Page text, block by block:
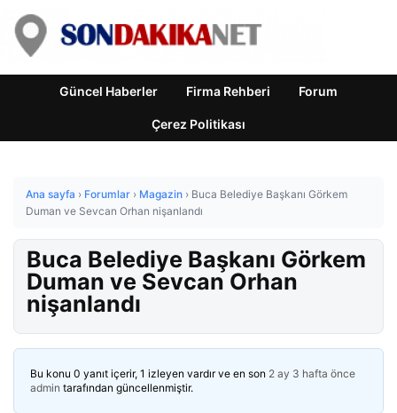
Güncel Haberler Firma Rehberi Forum
Çerez Politikası
Ana sayfa › Forumlar › Magazin › Buca Belediye Başkanı Görkem
Duman ve Sevcan Orhan nişanlandı
Buca Belediye Başkanı Görkem
Duman ve Sevcan Orhan
nişanlandı
Bu konu 0 yanıt içerir, 1 izleyen vardır ve en son 2 ay 3 hafta önce
admin tarafından güncellenmiştir.